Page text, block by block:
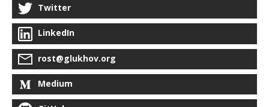
Twitter
LinkedIn
rost@glukhov.org
Medium